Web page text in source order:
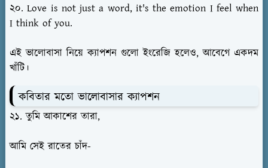
২০. Love is not just a word, it's the emotion I feel when
I think of you.
এই ভালোবাসা নিয়ে ক্যাপশন গুলো ইংরেজি হলেও, আবেগে একদম
খাঁটি।
কবিতার মতো ভালোবাসার ক্যাপশন
২১. তুমি আকাশের তারা,
আমি সেই রাতের চাঁদ-